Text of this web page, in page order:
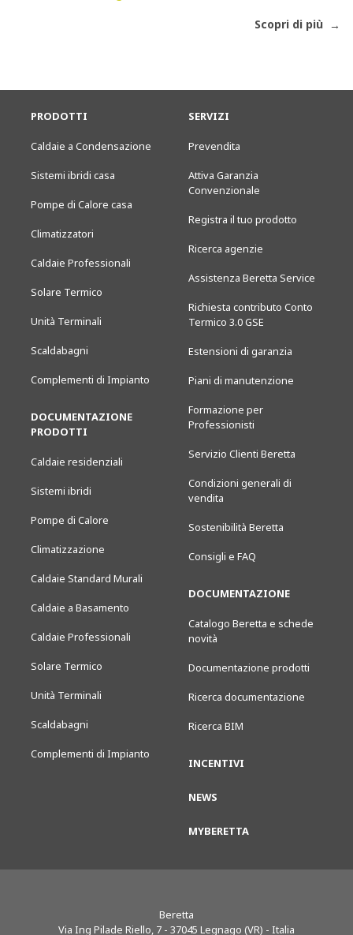
Scopri di più
PRODOTTI
Caldaie a Condensazione
Sistemi ibridi casa
Pompe di Calore casa
Climatizzatori
Caldaie Professionali
Solare Termico
Unità Terminali
Scaldabagni
Complementi di Impianto
DOCUMENTAZIONE
PRODOTTI
Caldaie residenziali
Sistemi ibridi
Pompe di Calore
Climatizzazione
Caldaie Standard Murali
Caldaie a Basamento
Caldaie Professionali
Solare Termico
Unità Terminali
Scaldabagni
Complementi di Impianto
SERVIZI
Prevendita
Attiva Garanzia
Convenzionale
Registra il tuo prodotto
Ricerca agenzie
Assistenza Beretta Service
Richiesta contributo Conto
Termico 3.0 GSE
Estensioni di garanzia
Piani di manutenzione
Formazione per
Professionisti
Servizio Clienti Beretta
Condizioni generali di
vendita
Sostenibilità Beretta
Consigli e FAQ
DOCUMENTAZIONE
Catalogo Beretta e schede
novità
Documentazione prodotti
Ricerca documentazione
Ricerca BIM
INCENTIVI
NEWS
MYBERETTA
Beretta
Via Ing Pilade Riello, 7 - 37045 Legnago (VR) - Italia